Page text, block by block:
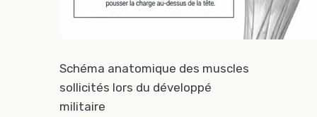
Schéma anatomique des muscles
sollicités lors du développé
militaire